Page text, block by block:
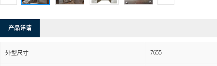
产品详请
外型尺寸 7655